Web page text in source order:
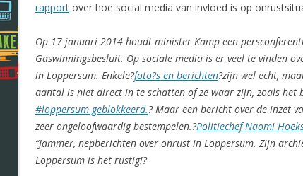
rapport over hoe social media van invloed is op
Op 17 januari 2014 houdt minister Kamp een
Gaswinningsbesluit. Op sociale media is er veel te vinden
in Loppersum. Enkele?foto?s en berichten?zijn wel echt,
aantal is niet direct in te schatten of ze waar zijn, zoals het
#loppersum geblokkeerd.? Maar een bericht over de inzet
zeer ongeloofwaardig bestempelen.?Politiechef Naomi
“Jammer, nepberichten over onrust in Loppersum. Zijn
Loppersum is het rustig!?